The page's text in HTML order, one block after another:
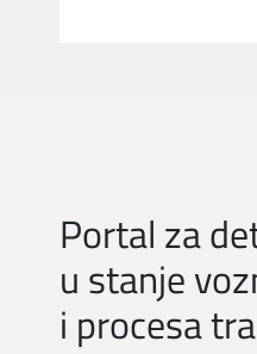
Portal za
u stanje
i procesa